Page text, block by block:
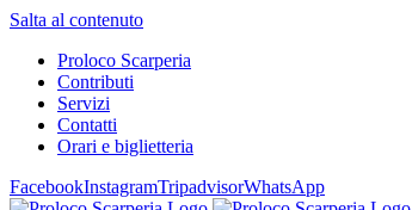
Salta al contenuto
Proloco Scarperia
Contributi
Servizi
Contatti
Orari e biglietteria
FacebookInstagramTripadvisorWhatsApp